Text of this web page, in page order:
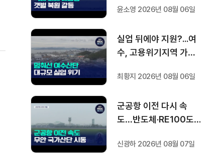
윤소영 2026년 08월 06일
실업 뒤에야 지원?...여
수, 고용위기지역 가능
최황지 2026년 08월 06일
군공항 이전 다시 속
도…반도체·RE100도
신광하 2026년 08월 07일